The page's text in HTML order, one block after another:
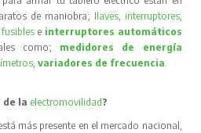
de maniobra; llaves, interruptores,
fusibles e interruptores automáticos
como; medidores de energía
,variadores de frecuencia.
de la electromovilidad ?
más presente en el mercado nacional,